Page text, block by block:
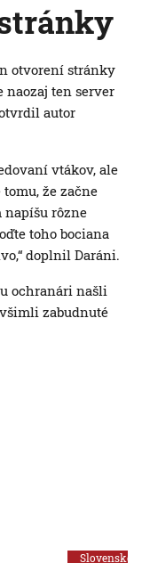
otvorení stránky
naozaj ten server
autor
vtákov, ale
že začne
napíšu rôzne
toho bociana
doplnil Daráni.
ochranári našli
zabudnuté
Slovensko